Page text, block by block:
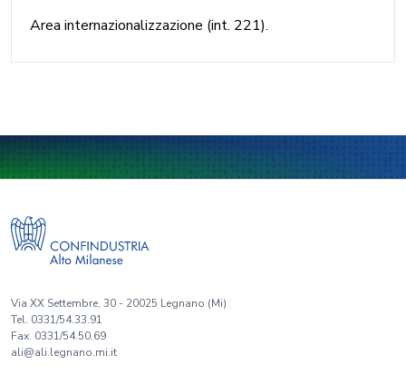
Area internazionalizzazione (int. 221).
Via XX Settembre, 30 - 20025 Legnano (Mi)
Tel. 0331/54.33.91
Fax. 0331/54.50.69
ali@ali.legnano.mi.it